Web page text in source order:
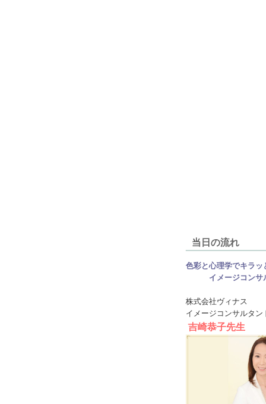
当日の流れ
色彩と心理学でキラッ
イメージコンサ
株式会社ヴィナス
イメージコンサルタ
吉崎恭子先生